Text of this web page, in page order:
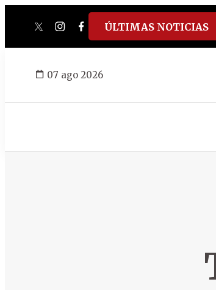
twitterinstagram
facebook
tiktokyoutube
spotify
ÚLTIMAS NOTICIAS
07 ago 2026